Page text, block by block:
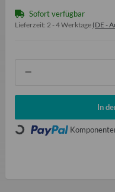
Sofort verfügbar
Lieferzeit: 2 - 4 Werktage (DE -
In
Loading...